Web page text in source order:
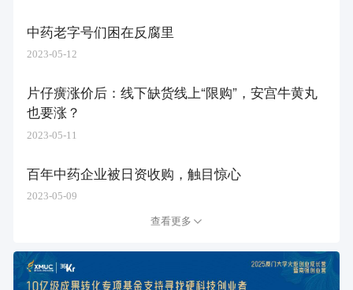
中药老字号们困在反腐里
2023-05-12
片仔癀涨价后：线下缺货线上“限购”，安宫牛黄丸
也要涨？
2023-05-11
百年中药企业被日资收购，触目惊心
2023-05-09
查看更多